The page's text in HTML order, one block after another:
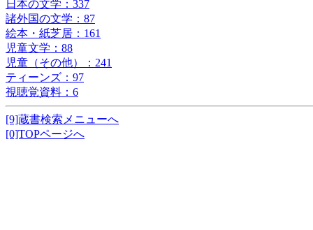
日本の文学：337
諸外国の文学：87
絵本・紙芝居：161
児童文学：88
児童（その他）：241
ティーンズ：97
視聴覚資料：6
[9]蔵書検索メニューへ
[0]TOPページへ